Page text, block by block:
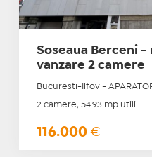
Soseaua Berceni
vanzare 2 camere
Bucuresti-Ilfov -
2 camere, 54.93 mp utili
116.000 €